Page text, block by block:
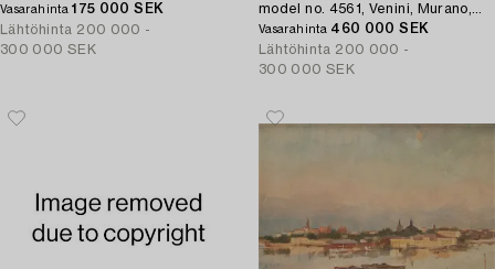
Vasarahinta175 000 SEK
Lähtöhinta 200 000 -
300 000 SEK
model no. 4561, Venini, Murano,
Italy, ca 1942.
Vasarahinta 460 000 SEK
Lähtöhinta 200 000 -
300 000 SEK